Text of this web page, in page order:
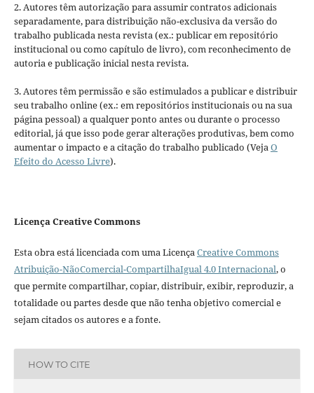
2. Autores têm autorização para assumir contratos adicionais
separadamente, para distribuição não-exclusiva da versão do
trabalho publicada nesta revista (ex.: publicar em repositório
institucional ou como capítulo de livro), com reconhecimento de
autoria e publicação inicial nesta revista.
3. Autores têm permissão e são estimulados a publicar e distribuir
seu trabalho online (ex.: em repositórios institucionais ou na sua
página pessoal) a qualquer ponto antes ou durante o processo
editorial, já que isso pode gerar alterações produtivas, bem como
aumentar o impacto e a citação do trabalho publicado (VejaO
Efeito do Acesso Livre).
Licença Creative Commons
Esta obra está licenciada com uma LicençaCreative Commons
Atribuição-NãoComercial-CompartilhaIgual 4.0 Internacional, o
que permite compartilhar, copiar, distribuir, exibir, reproduzir, a
totalidade ou partes desde que não tenha objetivo comercial e
sejam citados os autores e a fonte.
HOW TO CITE